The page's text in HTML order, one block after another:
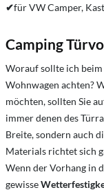
✔für VW Camper,
Camping
Worauf sollte ich
Wohnwagen achten?
möchten, sollten Sie
immer denen des
Breite, sondern auch
Materials richtet sich
Wenn der Vorhang in
gewisse